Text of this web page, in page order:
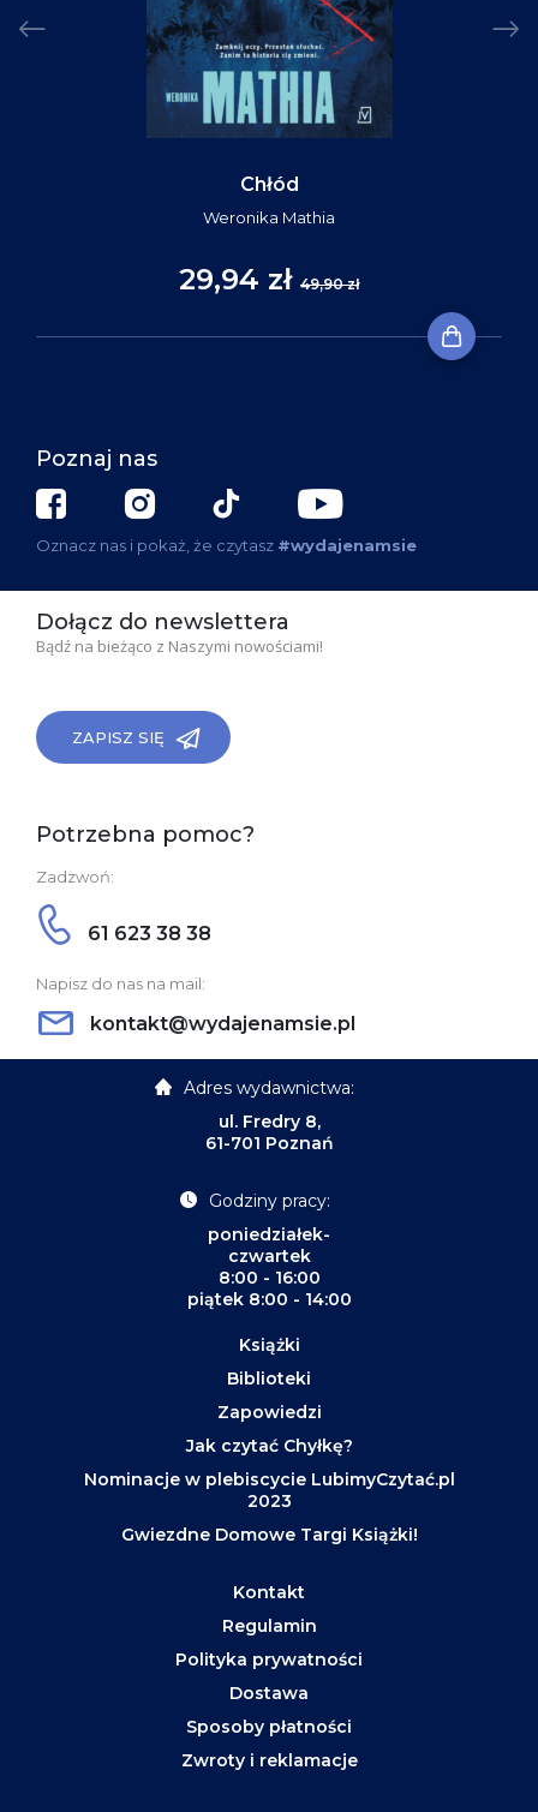
Chłód
Weronika Mathia
29,94 zł 49,90 zł
Poznaj nas
Oznacz nas i pokaż, że czytasz #wydajenamsie
Dołącz do newslettera
Bądź na bieżąco z Naszymi nowościami!
ZAPISZ SIĘ
Potrzebna pomoc?
Zadzwoń:
61 623 38 38
Napisz do nas na mail:
kontakt@wydajenamsie.pl
Adres wydawnictwa:
ul. Fredry 8,
61-701 Poznań
Godziny pracy:
poniedziałek-
czwartek
8:00 - 16:00
piątek 8:00 - 14:00
Książki
Biblioteki
Zapowiedzi
Jak czytać Chyłkę?
Nominacje w plebiscycie LubimyCzytać.pl
2023
Gwiezdne Domowe Targi Książki!
Kontakt
Regulamin
Polityka prywatności
Dostawa
Sposoby płatności
Zwroty i reklamacje